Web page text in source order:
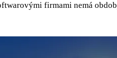
firmami nemá